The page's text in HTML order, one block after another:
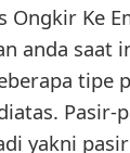
Ongkir Ke
anda saat
tipe
Pasir-
yakni